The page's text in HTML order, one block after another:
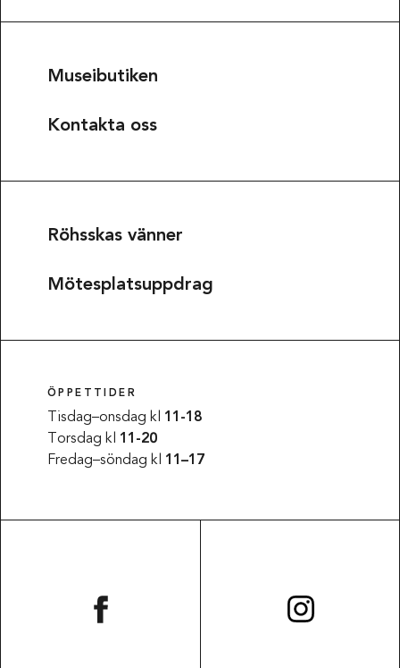
Museibutiken
Kontakta oss
Röhsskas vänner
Mötesplatsuppdrag
ÖPPETTIDER
Tisdag–onsdag kl 11-18
Torsdag kl 11-20
Fredag–söndag kl 11–17